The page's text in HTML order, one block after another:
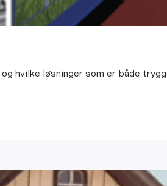
hvilke løsninger som er både